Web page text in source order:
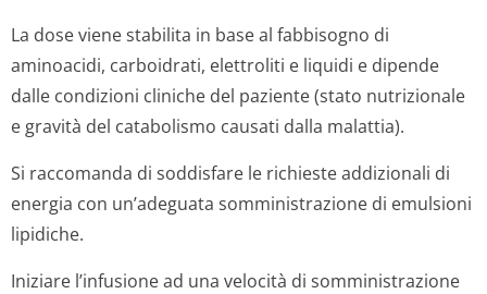
La dose viene stabilita in base al fabbisogno di
aminoacidi, carboidrati, elettroliti e liquidi e dipende
dalle condizioni cliniche del paziente (stato nutrizionale
e gravità del catabolismo causati dalla malattia).
Si raccomanda di soddisfare le richieste addizionali di
energia con un’adeguata somministrazione di emulsioni
lipidiche.
Iniziare l’infusione ad una velocità di somministrazione